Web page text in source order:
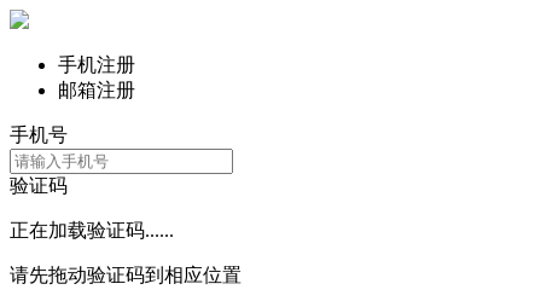
手机注册
邮箱注册
手机号
验证码
正在加载验证码......
请先拖动验证码到相应位置